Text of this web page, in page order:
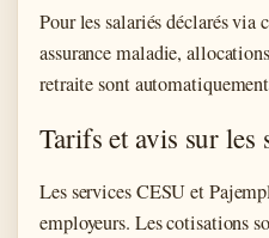
Pour les salariés déclarés via
assurance maladie,
retraite sont
Tarifs et avis sur
Les services CESU et
employeurs. Les cotisations